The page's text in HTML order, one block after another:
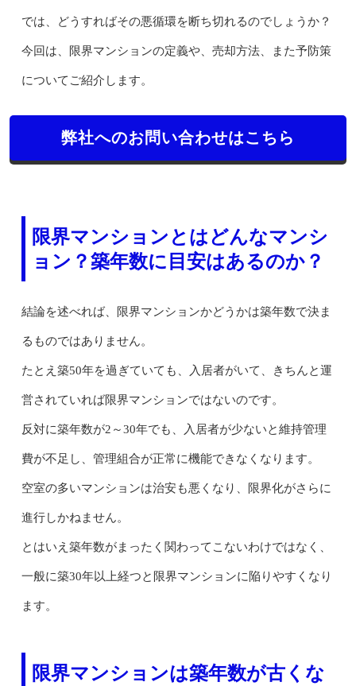
では、どうすればその悪循環を断ち切れるのでしょうか？
今回は、限界マンションの定義や、売却方法、また予防策
についてご紹介します。
弊社へのお問い合わせはこちら
限界マンションとはどんなマンシ
ョン？築年数に目安はあるのか？
結論を述べれば、限界マンションかどうかは築年数で決ま
るものではありません。
たとえ築50年を過ぎていても、入居者がいて、きちんと運
営されていれば限界マンションではないのです。
反対に築年数が2～30年でも、入居者が少ないと維持管理
費が不足し、管理組合が正常に機能できなくなります。
空室の多いマンションは治安も悪くなり、限界化がさらに
進行しかねません。
とはいえ築年数がまったく関わってこないわけではなく、
一般に築30年以上経つと限界マンションに陥りやすくなり
ます。
限界マンションは築年数が古くな